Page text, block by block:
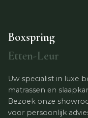
Boxspring
Etten-Leur
Uw specialist in luxe
matrassen en
Bezoek onze
voor persoonlijk